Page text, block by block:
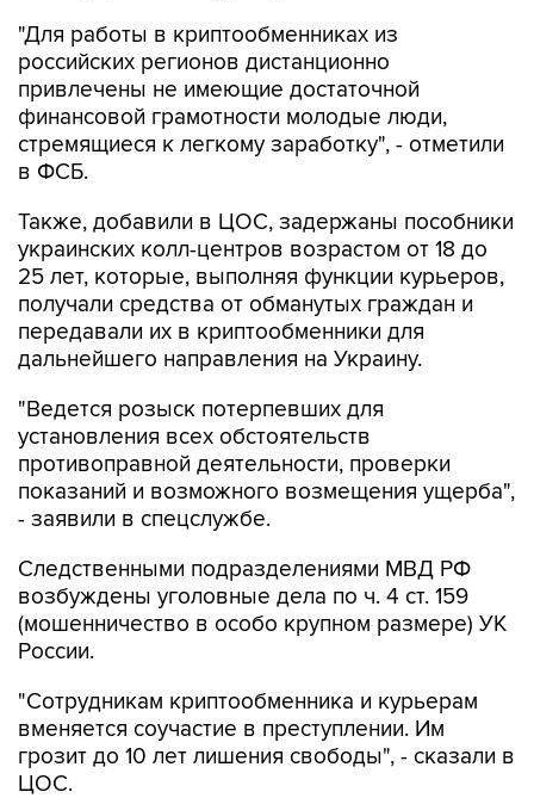
"Для работы в криптообменниках из
российских регионов дистанционно
привлечены не имеющие достаточной
финансовой грамотности молодые люди,
стремящиеся к легкому заработку", - отметили
в ФСБ.
Также, добавили в ЦОС, задержаны пособники
украинских колл-центров возрастом от 18 до
25 лет, которые, выполняя функции курьеров,
получали средства от обманутых граждан и
передавали их в криптообменники для
дальнейшего направления на Украину.
"Ведется розыск потерпевших для
установления всех обстоятельств
противоправной деятельности, проверки
показаний и возможного возмещения ущерба",
- заявили в спецслужбе.
Следственными подразделениями МВД РФ
возбуждены уголовные дела по ч. 4 ст. 159
(мошенничество в особо крупном размере) УК
России.
"Сотрудникам криптообменника и курьерам
вменяется соучастие в преступлении. Им
грозит до 10 лет лишения свободы", - сказали в
ЦОС.